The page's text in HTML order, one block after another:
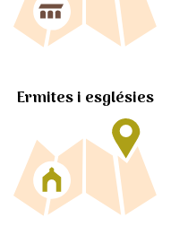
Ermites i esglésies